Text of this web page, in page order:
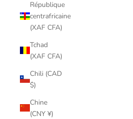
République
centrafricaine
(XAF CFA)
Tchad
(XAF CFA)
Chili (CAD
$)
Chine
(CNY ¥)